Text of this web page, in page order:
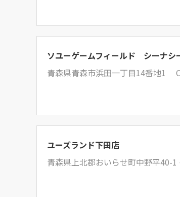
ソユーゲームフィールド シーナシ
青森県青森市浜田一丁目14番地1
ユーズランド下田店
青森県上北郡おいらせ町中野平40-